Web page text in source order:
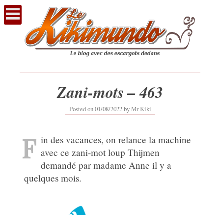
Voir
contenu
Zani-mots – 463
Posted on01/08/2022byMr Kiki
F in des vacances, on relance la machine
avec ce zani-mot loup Thijmen
demandé par madame Anne il y a
quelques mois.